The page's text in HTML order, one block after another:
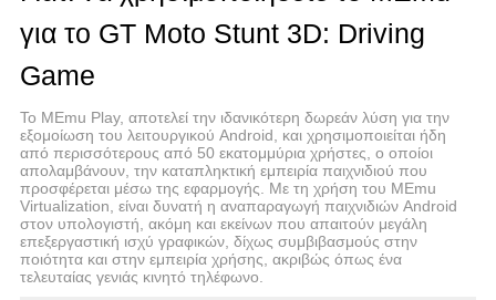
για το GT Moto Stunt 3D: Driving
Game
Το MEmu Play, αποτελεί την ιδανικότερη δωρεάν λύση για την
εξομοίωση του λειτουργικού Android, και χρησιμοποιείται ήδη
από περισσότερους από 50 εκατομμύρια χρήστες, ο οποίοι
απολαμβάνουν, την καταπληκτική εμπειρία παιχνιδιού που
προσφέρεται μέσω της εφαρμογής. Με τη χρήση του MEmu
Virtualization, είναι δυνατή η αναπαραγωγή παιχνιδιών Android
στον υπολογιστή, ακόμη και εκείνων που απαιτούν μεγάλη
επεξεργαστική ισχύ γραφικών, δίχως συμβιβασμούς στην
ποιότητα και στην εμπειρία χρήσης, ακριβώς όπως ένα
τελευταίας γενιάς κινητό τηλέφωνο.